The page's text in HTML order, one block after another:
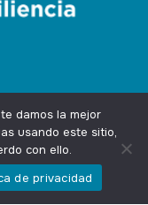
Ingenium.Marketing
damos la mejor
usando este sitio,
con ello.
de privacidad